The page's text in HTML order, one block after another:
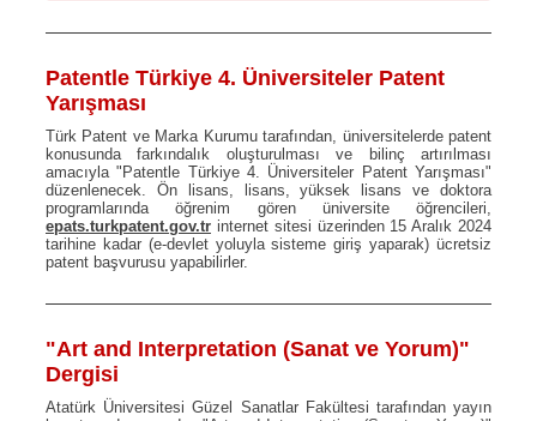
Patentle Türkiye 4. Üniversiteler Patent
Yarışması
Türk Patent ve Marka Kurumu tarafından, üniversitelerde patent
konusunda farkındalık oluşturulması ve bilinç artırılması
amacıyla "Patentle Türkiye 4. Üniversiteler Patent Yarışması"
düzenlenecek. Ön lisans, lisans, yüksek lisans ve doktora
programlarında öğrenim gören üniversite öğrencileri,
epats.turkpatent.gov.tr internet sitesi üzerinden 15 Aralık 2024
tarihine kadar (e-devlet yoluyla sisteme giriş yaparak) ücretsiz
patent başvurusu yapabilirler.
"Art and Interpretation (Sanat ve Yorum)"
Dergisi
Atatürk Üniversitesi Güzel Sanatlar Fakültesi tarafından yayın